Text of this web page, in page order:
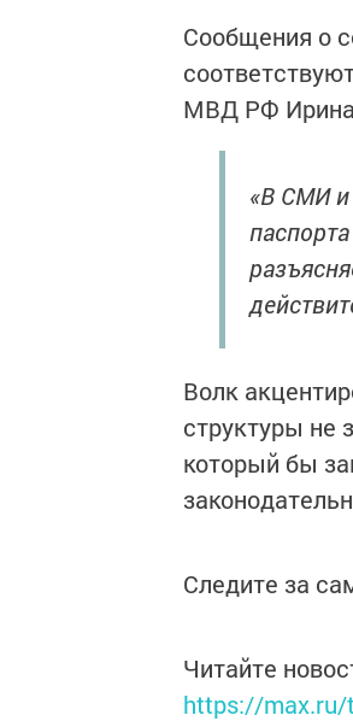
Сообщения о
МВД РФ
«В СМИ и
Волк
структуры не
который бы
Следите за
Читайте
https://max.ru/